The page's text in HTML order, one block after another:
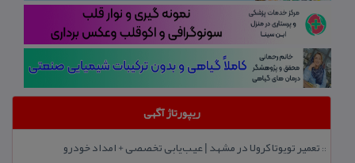
ریپورتاژ آگهی
:: تعمیر تویوتا كرولا در مشهد | عیب‌یابی تخصصی + امداد خودرو